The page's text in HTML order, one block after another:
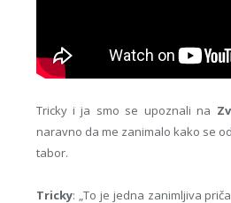
Tricky i ja smo se upoznali na
naravno da me zanimalo kako se
tabor.
Tricky: „To je jedna zanimljiva